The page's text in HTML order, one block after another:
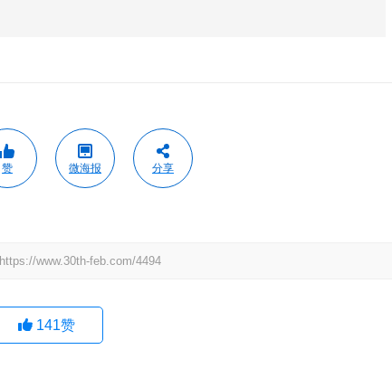
赞 微海报 分享
https://www.30th-feb.com/4494
141赞